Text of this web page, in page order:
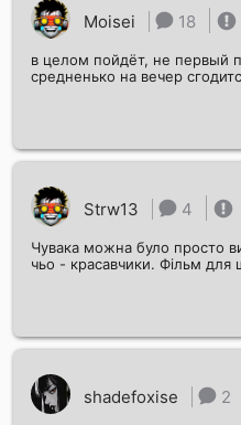
Moisei 18
в целом пойдёт, не первый
средненько на вечер
Strw13 4
Чувака можна було просто
чьо - красавчики. Фільм для
shadefoxise 2